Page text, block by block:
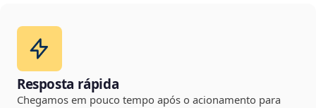
Resposta rápida
Chegamos em pouco tempo após o acionamento para